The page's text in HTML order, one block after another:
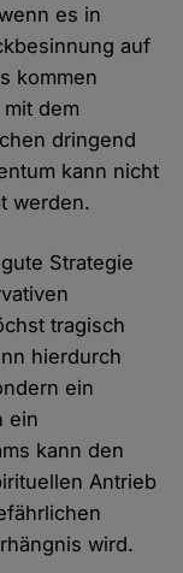
es in
auf
kommen
dem
dringend
kann nicht
werden.
Strategie
tragisch
hierdurch
ein
ein
kann den
Antrieb
wird.